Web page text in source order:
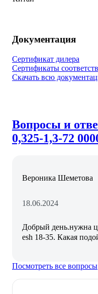
Документация
Сертификат дилера
Сертификаты
Скачать всю
Вопросы и
0,325-1,3-72
Вероника Шеметова
18.06.2024
Добрый день.нужна
esh 18-35. Какая
Посмотреть все вопросы